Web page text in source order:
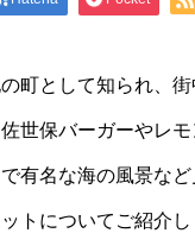
町として知られ、
世保バーガーやレ
有名な海の風景な
トについてご紹介し